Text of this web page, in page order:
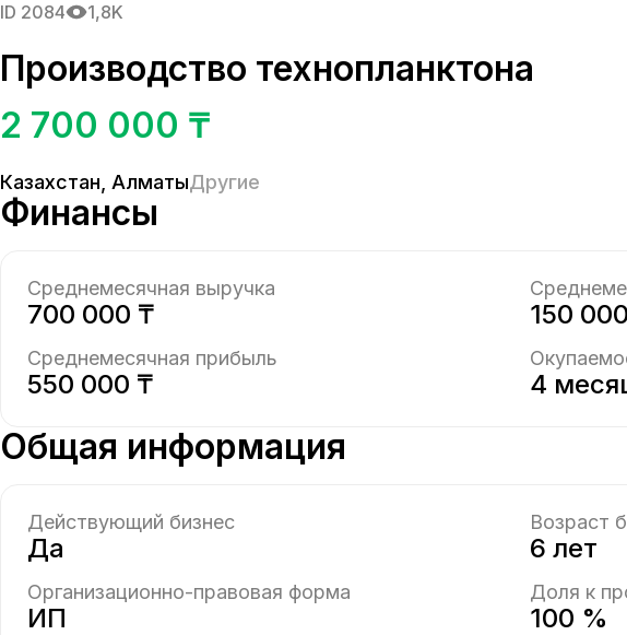
ID 2084 1,8K
Производство технопланктона
2 700 000 ₸
Казахстан АлматыДругие
Финансы
Среднемесячная выручка
700 000 ₸ 150
Среднемесячная прибыль
550 000 ₸ 4
Общая информация
Действующий бизнес
Да
Возраст
6 лет
Организационно-правовая форма
ИП
Доля к
100 %